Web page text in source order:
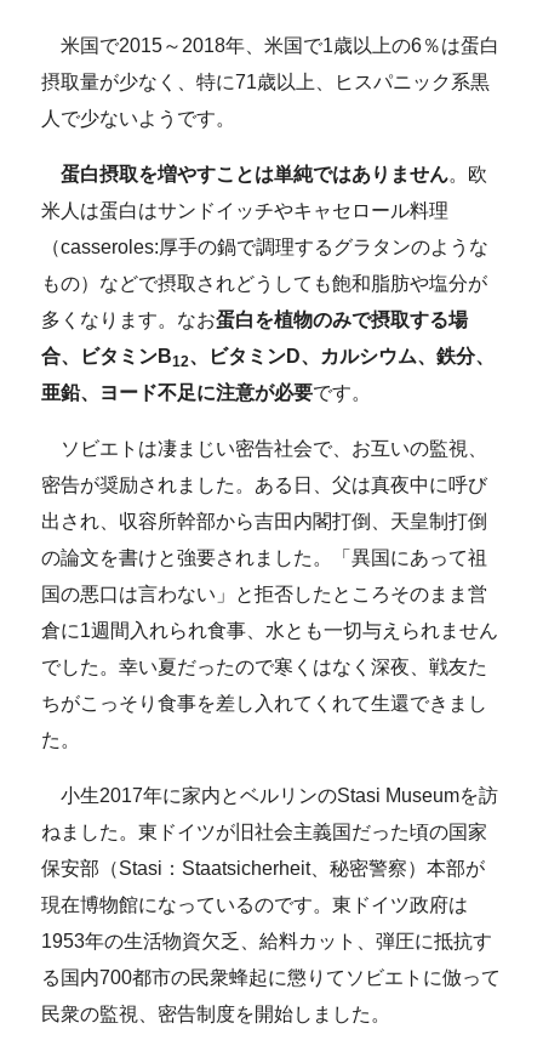
米国で2015～2018年、米国で1歳以上の6％は蛋白
摂取量が少なく、特に71歳以上、ヒスパニック系黒
人で少ないようです。
蛋白摂取を増やすことは単純ではありません。欧
米人は蛋白はサンドイッチやキャセロール料理
（casseroles:厚手の鍋で調理するグラタンのような
もの）などで摂取されどうしても飽和脂肪や塩分が
多くなります。なお蛋白を植物のみで摂取する場
合、ビタミンB12、ビタミンD、カルシウム、鉄分、
亜鉛、ヨード不足に注意が必要です。
ソビエトは凄まじい密告社会で、お互いの監視、
密告が奨励されました。ある日、父は真夜中に呼び
出され、収容所幹部から吉田内閣打倒、天皇制打倒
の論文を書けと強要されました。「異国にあって祖
国の悪口は言わない」と拒否したところそのまま営
倉に1週間入れられ食事、水とも一切与えられません
でした。幸い夏だったので寒くはなく深夜、戦友た
ちがこっそり食事を差し入れてくれて生還できまし
た。
小生2017年に家内とベルリンのStasi Museumを訪
ねました。東ドイツが旧社会主義国だった頃の国家
保安部（Stasi：Staatsicherheit、秘密警察）本部が
現在博物館になっているのです。東ドイツ政府は
1953年の生活物資欠乏、給料カット、弾圧に抵抗す
る国内700都市の民衆蜂起に懲りてソビエトに倣って
民衆の監視、密告制度を開始しました。